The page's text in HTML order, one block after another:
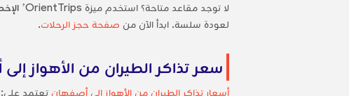
لا توجد مقاعد متاحة؟ استخدم ميزة OrientTrips’
لعودة سلسة. ابدأ الآن من صفحة حجز الرحلات.
سعر تذاكر الطيران من الأهواز
أسعار تذاكر الطيران من الأهواز إلى أصفهان تعتمد على: